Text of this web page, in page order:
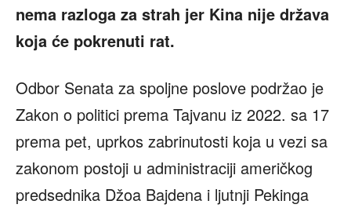
nema razloga za strah jer Kina nije država
koja će pokrenuti rat.
Odbor Senata za spoljne poslove podržao je
Zakon o politici prema Tajvanu iz 2022. sa 17
prema pet, uprkos zabrinutosti koja u vezi sa
zakonom postoji u administraciji američkog
predsednika Džoa Bajdena i ljutnji Pekinga